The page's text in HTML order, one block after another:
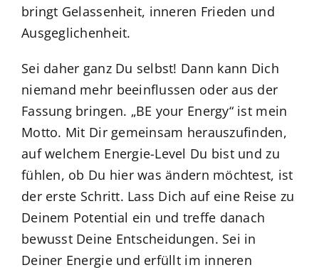
bringt Gelassenheit, inneren Frieden und
Ausgeglichenheit.
Sei daher ganz Du selbst! Dann kann Dich
niemand mehr beeinflussen oder aus der
Fassung bringen. „BE your Energy“ ist mein
Motto. Mit Dir gemeinsam herauszufinden,
auf welchem Energie-Level Du bist und zu
fühlen, ob Du hier was ändern möchtest, ist
der erste Schritt. Lass Dich auf eine Reise zu
Deinem Potential ein und treffe danach
bewusst Deine Entscheidungen. Sei in
Deiner Energie und erfüllt im inneren